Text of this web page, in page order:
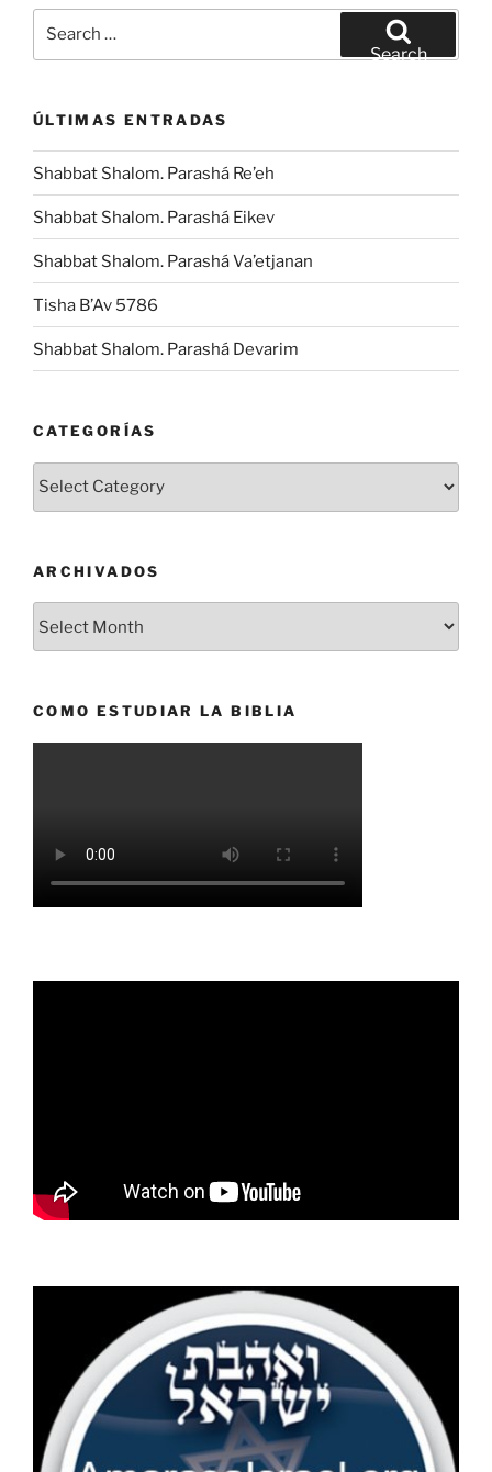
Search
ÚLTIMAS ENTRADAS
Shabbat Shalom. Parashá Re’eh
Shabbat Shalom. Parashá Eikev
Shabbat Shalom. Parashá Va’etjanan
Tisha B’Av 5786
Shabbat Shalom. Parashá Devarim
CATEGORÍAS
Categorías
ARCHIVADOS
COMO ESTUDIAR LA BIBLIA